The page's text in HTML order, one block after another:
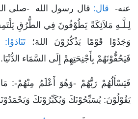
عنه-قال: قال رسول الله -صلى
لِـلَّـهِ مَلاَئِكَةً يَطُوْفُونَ فِي الطُّرُقِ
وَجَدُوْا قَوْمًا يَذْكُرُوْنَ اللهَ؛
تَنَادَوْا:
فَيَحُفُّوْنَهُمْ بِأَجْنِحَتِهِمْ إِلَى السَّمَاء الدُّنْيَا.
فَيَسْأَلُهُمْ رَبُّهُمْ -وَهُوَ أَعْلَمُ مِنْهُمْ-:
يَقُوْلُوْنَ: يُسَبِّحُوْنَكَ وَيُكَبِّرُوْنَكَ